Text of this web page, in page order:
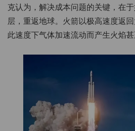
克认为，解决成本问题的关键，在
层，重返地球。火箭以极高速度返
此速度下气体加速流动而产生火焰甚